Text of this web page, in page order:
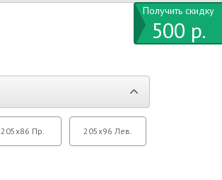
205x86 Пр. 205x96 Лев.
Получить скидку
500 р.